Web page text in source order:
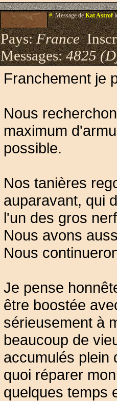
#.Message deKat Astrof
Pays:France
Messages:4825
Franchement je
Nous
maximum
possible.
Nos tanières
auparavant, qui
l'un des gros
Nous avons
Nous
Je pense
être boostée
sérieusement à
beaucoup de
accumulés plein
quoi réparer
quelques temps